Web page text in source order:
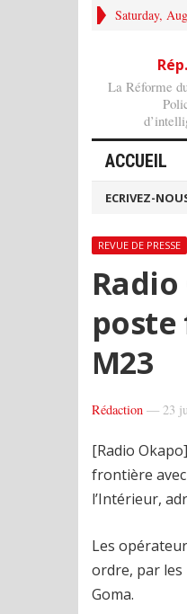
Saturday,
La Réforme
ACCUEIL
ECRIVEZ-
REVUE DE PRESSE
M23
Rédaction — 23
[Radio
frontière avec
l’Intérieur,
Les
ordre, par les
Goma.